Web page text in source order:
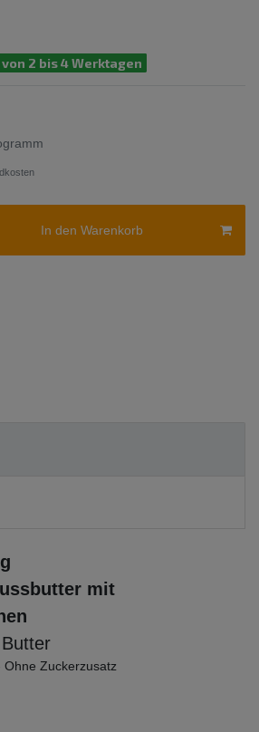
2 bis 4 Werktagen
In den Warenkorb
mit
Zuckerzusatz